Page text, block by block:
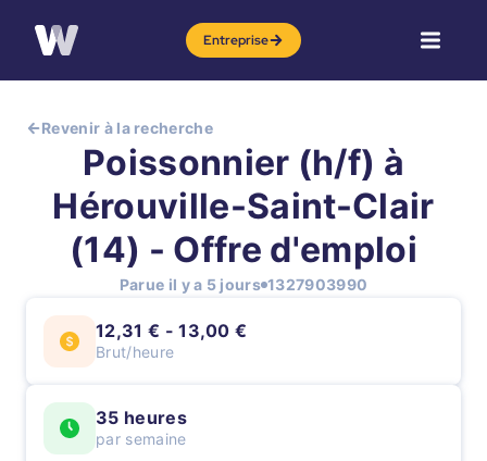
Entreprise
Revenir à la recherche
Poissonnier (h/f) à
Hérouville-Saint-Clair
(14) - Offre d'emploi
Parue il y a 5 jours 1327903990
12,31 € - 13,00 €
Brut/heure
35 heures
par semaine